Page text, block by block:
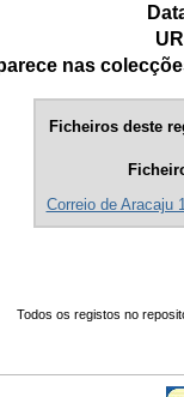
nas
Ficheiros deste
Correio de Aracaju
Todos os registos no